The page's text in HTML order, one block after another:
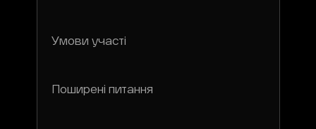
Умови участі
Поширені питання